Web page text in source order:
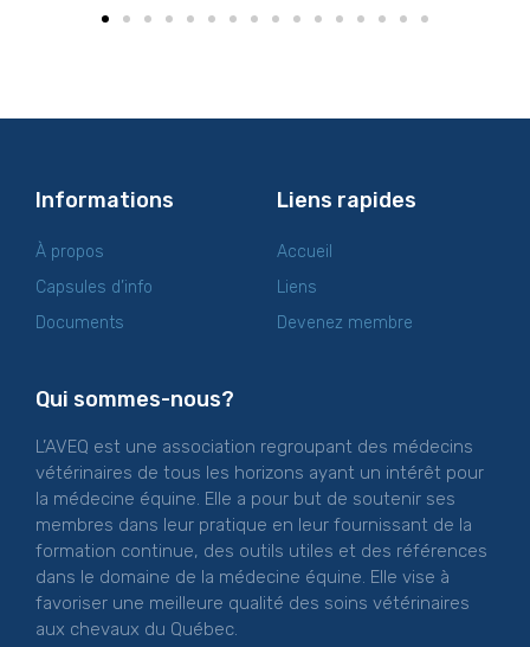
Informations
À propos
Capsules d’info
Documents
Liens rapides
Accueil
Liens
Devenez membre
Qui sommes-nous?
L’AVEQ est une association regroupant des médecins
vétérinaires de tous les horizons ayant un intérêt pour
la médecine équine. Elle a pour but de soutenir ses
membres dans leur pratique en leur fournissant de la
formation continue, des outils utiles et des références
dans le domaine de la médecine équine. Elle vise à
favoriser une meilleure qualité des soins vétérinaires
aux chevaux du Québec.